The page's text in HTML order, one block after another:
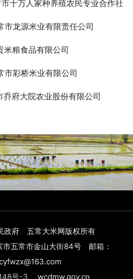
十万人家种养殖农民专业合作社
龙源米业有限责任公司
粮食品有限公司
彩桥米业有限公司
府大院农业股份有限公司
政府 五常大米网版权所有
市五常市金山大街84号 邮箱：
号-3 wcdmw.gov.cn